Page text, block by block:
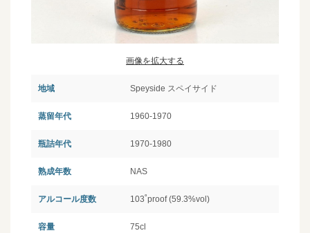
画像を拡大する
地域 Speyside スペイサイド
蒸留年代 1960-1970
瓶詰年代 1970-1980
熟成年数 NAS
アルコール度数 103˚proof (59.3%vol)
容量 75cl